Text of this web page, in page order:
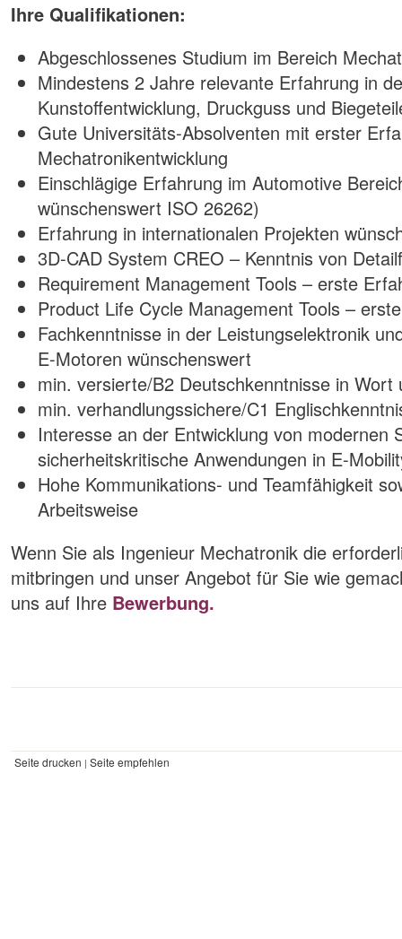
Ihre Qualifikationen:
Abgeschlossenes Studium im Bereich
Mindestens 2 Jahre relevante Erfahrung in
Kunstoffentwicklung, Druckguss und
Gute Universitäts-Absolventen mit erster
Mechatronikentwicklung
Einschlägige Erfahrung im Automotive
wünschenswert ISO 26262)
Erfahrung in internationalen Projekten
3D-CAD System CREO – Kenntnis von
Requirement Management Tools – erste
Product Life Cycle Management Tools –
Fachkenntnisse in der Leistungselektronik
E-Motoren wünschenswert
min. versierte/B2 Deutschkenntnisse in Wort
min. verhandlungssichere/C1
Interesse an der Entwicklung von modernen
sicherheitskritische Anwendungen in E-
Hohe Kommunikations- und Teamfähigkeit
Arbeitsweise
Wenn Sie als Ingenieur Mechatronik die
mitbringen und unser Angebot für Sie wie
uns auf Ihre Bewerbung.
Seite drucken | Seite empfehlen